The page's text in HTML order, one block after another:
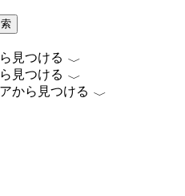
見つける 〈
見つける 〈
から見つける 〈